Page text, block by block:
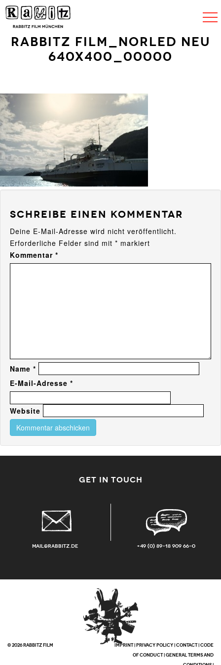
Rabbitz Film_Norled NEU
640x400_00000
Schreibe einen Kommentar
Deine E-Mail-Adresse wird nicht veröffentlicht.
Erforderliche Felder sind mit * markiert
Kommentar *
Name *
E-Mail-Adresse *
Website
GET IN TOUCH
mail@rabbitz.de +49 (0) 89-18 909 66-0
© 2026 RABBITZ FILM IMPRINT|PRIVACY POLICY|CONTACT|CODE
OF CONDUCT|GENERAL TERMS AND